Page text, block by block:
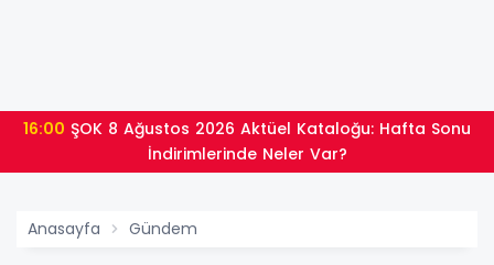
16:00
İndirimlerinde Neler Var?
Anasayfa Gündem